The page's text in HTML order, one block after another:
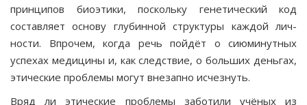
принципов биоэтики, поскольку генетический код
составляет основу глубинной структуры каждой лич­
ности. Впрочем, когда речь пойдёт о сиюминутных
успехах медицины и, как следствие, о больших деньгах,
этические проблемы могут внезапно исчезнуть.
Вряд ли этические проблемы заботили учёных из